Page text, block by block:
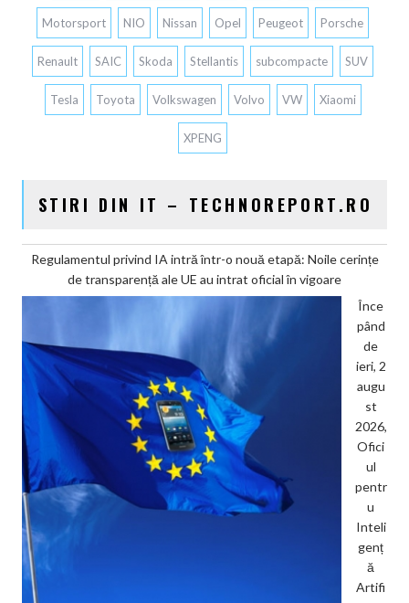
Motorsport NIO Nissan Opel Peugeot Porsche
Renault SAIC Skoda Stellantis subcompacte SUV
Tesla Toyota Volkswagen Volvo VW Xiaomi
XPENG
STIRI DIN IT – TECHNOREPORT.RO
Regulamentul privind IA intră într-o nouă etapă: Noile cerințe
de transparență ale UE au intrat oficial în vigoare
Înce
pând
de
ieri, 2
augu
st
2026,
Ofici
ul
pentr
u
Inteli
genț
ă
Artifi